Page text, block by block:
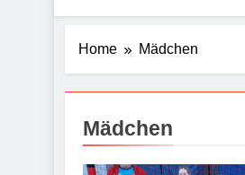
Home Mädchen
Mädchen